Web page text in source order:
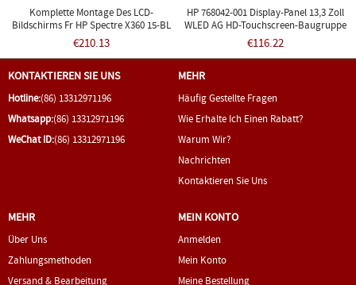
Komplette Montage Des LCD-
Bildschirms Fr HP Spectre X360 15-BL
15T-BL 15-BL112DX 15-BL152NR
€210.13
HP 768042-001 Display-Panel 13,3 Zoll
WLED AG HD-Touchscreen-Baugruppe
€116.22
KONTAKTIEREN SIE UNS
Hotline:(86) 13312971196
Whatsapp:(86) 13312971196
WeChat ID:(86) 13312971196
MEHR
Häufig Gestellte Fragen
Wie Erhalte Ich Einen Rabatt?
Warum Wir?
Nachrichten
Kontaktieren Sie Uns
MEHR
Über Uns
Zahlungsmethoden
Versand & Bearbeitung
MEIN KONTO
Anmelden
Mein Konto
Meine Bestellung